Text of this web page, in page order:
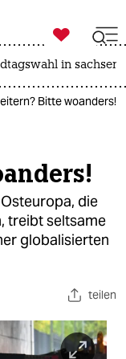

taz zahl ich
in
Bitte woanders!
die
treibt seltsame
globalisierten
teilen